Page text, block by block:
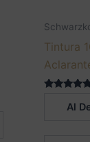
Tintura
Al